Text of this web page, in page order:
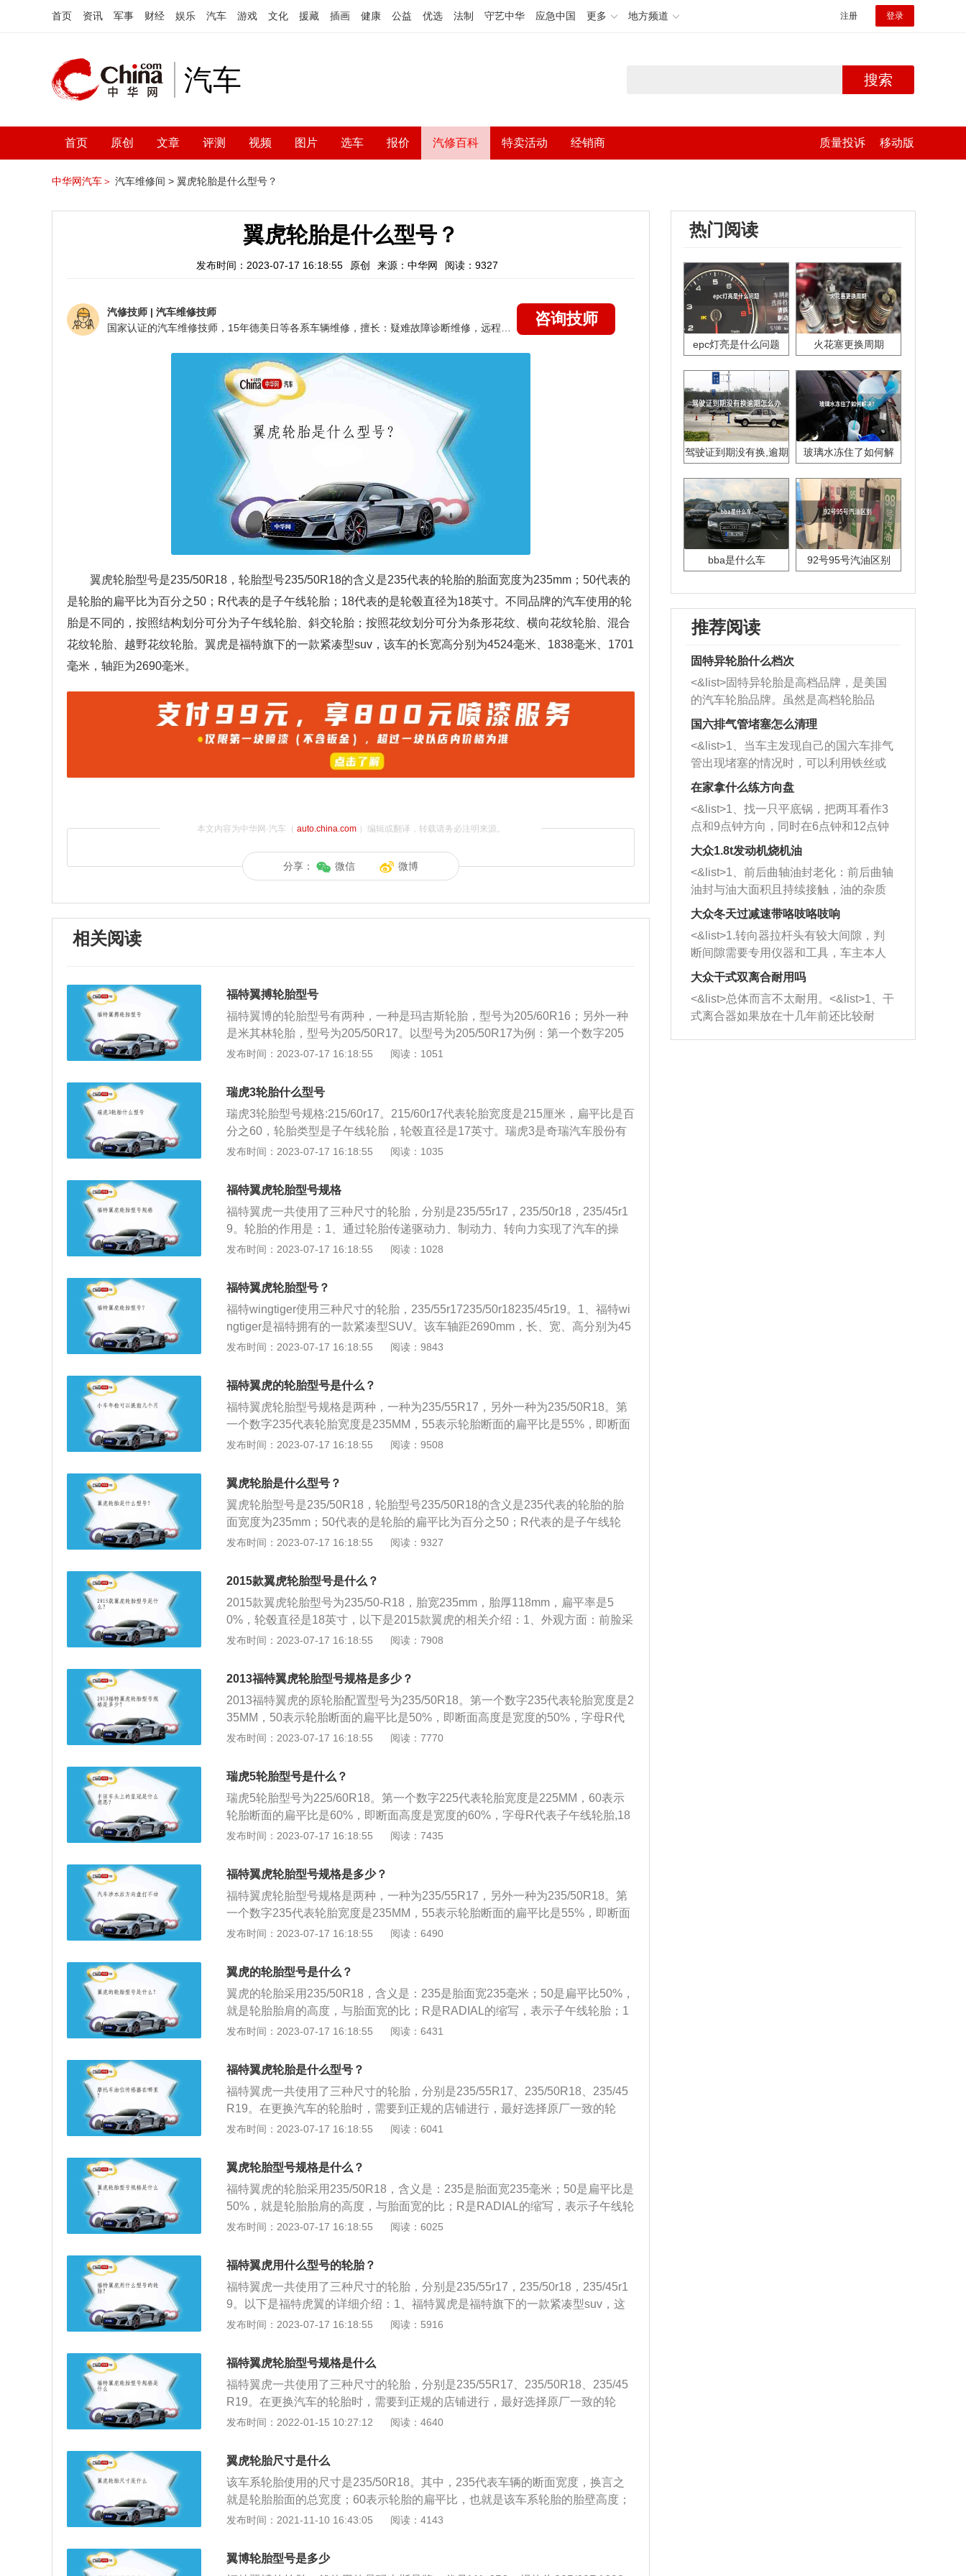
首页 资讯 军事 财经 娱乐 汽车 游戏 文化 援藏 插画 健康 公益 优选 法制 守艺中华 应急中国 更多 地方频道 注册 登录
汽车 搜索
首页 原创 文章 评测 视频 图片 选车 报价 汽修百科 特卖活动 经销商 质量投诉 移动版
中华网汽车＞ 汽车维修间 > 翼虎轮胎是什么型号？
翼虎轮胎是什么型号？
发布时间：2023-07-17 16:18:55 原创 来源：中华网 阅读：9327
汽修技师 | 汽车维修技师
咨询技师
翼虎轮胎型号是235/50R18，轮胎型号235/50R18的含义是235代表的轮胎的胎面宽度为235mm；50代表的
是轮胎的扁平比为百分之50；R代表的是子午线轮胎；18代表的是轮毂直径为18英寸。不同品牌的汽车使用的轮
胎是不同的，按照结构划分可分为子午线轮胎、斜交轮胎；按照花纹划分可分为条形花纹、横向花纹轮胎、混合
花纹轮胎、越野花纹轮胎。翼虎是福特旗下的一款紧凑型suv，该车的长宽高分别为4524毫米、1838毫米、1701
毫米，轴距为2690毫米。
本文内容为中华网·汽车（ auto.china.com）编辑或翻译，转载请务必注明来源。
分享： 微信 微博
相关阅读
福特翼搏轮胎型号
福特翼博的轮胎型号有两种，一种是玛吉斯轮胎，型号为205/60R16；另外一种
是米其林轮胎，型号为205/50R17。以型号为205/50R17为例：第一个数字205
代表轮胎宽度是205MM，50表示轮胎断面的扁平比是50%，即断面高度是宽度的
胎；“R”、“Z”表示子午胎；“一”表示低压胎。除了型号，轮胎上还标有以下常用数
据：胎体帘线材料：以汉语拼音表示，如M-棉帘布，R-人造丝帘布，N-尼龙帘
布，G-钢丝帘布，ZG-钢丝子午线帘布轮胎。速度等级：表明轮胎在规定条件下
承载规定负荷的最高速度。字母A至Z代表轮胎从4.8km/h到300km/h的认证速度
等级。常用的速度等级有：Q：160km/h；H：210km/h；V：240km/h；W：270
用，如“标准轮辋5.00F”。轮胎作用介绍：1、支持车辆的全部重量，承受汽车的
负荷，并传递其他方向的力和力矩。2、传送牵引和制动的扭力，保证车轮和路
面之间有良好的附着性，以提高汽车的动力性、制动性和通过性；与汽车悬架共
件受到剧烈震动和早期损坏，适应车辆的高速性能并降低行驶时的噪音，保证行
发布时间：2023-07-17 16:18:55 阅读：1051
瑞虎3轮胎什么型号
瑞虎3轮胎型号规格:215/60r17。215/60r17代表轮胎宽度是215厘米，扁平比是百
分之60，轮胎类型是子午线轮胎，轮毂直径是17英寸。瑞虎3是奇瑞汽车股份有
限公司旗下一款小型suv，以瑞虎3-2022款经典超值版1.5tcvt尊贵型为例，车长
5t涡轮增压发动机，最大功率为156马力，最大扭矩为230牛米。这台引擎被广泛
使用在奇瑞多款车型上，与之匹配的是可模拟9挡的cvt变速箱，底盘采用了前麦
弗逊、后连杆支柱式独立悬架，配备了主副驾驶座安全气囊、胎压显示、esp车
身稳定系统、倒车雷达、倒车影像、定速巡航、上坡辅助、电动天窗、仿皮座椅
等功能（数据来源于有驾官网）。
发布时间：2023-07-17 16:18:55 阅读：1035
福特翼虎轮胎型号规格
福特翼虎一共使用了三种尺寸的轮胎，分别是235/55r17，235/50r18，235/45r1
9。轮胎的作用是：1、通过轮胎传递驱动力、制动力、转向力实现了汽车的操
作；2、支撑车辆载荷；3、减轻、吸收汽车行驶过程的震动和冲击力，避免剧烈
规格是235/50R18，车身尺寸是：长4524mm、宽1838mm、高1685mm，轴距
为2690mm，前轮距为1563mm，后轮距为1565mm，油箱容积为60l，车身重量
为1592kg。1.5T发动机，最大功率182马力，最大扭矩243，传动系统匹配6AT变
速箱，发动机在中低转速下的动力响应很积极，油门调校的也很灵敏，起步很轻
快，中途提速也很顺畅，在城市道路下的表现足够出色。
发布时间：2023-07-17 16:18:55 阅读：1028
福特翼虎轮胎型号？
福特wingtiger使用三种尺寸的轮胎，235/55r17235/50r18235/45r19。1、福特wi
ngtiger是福特拥有的一款紧凑型SUV。该车轴距2690mm，长、宽、高分别为45
24mm，1838毫米，1685毫米。2、福特翼虎使用两种发动机，一种是1.5升涡轮
和240nm的最大扭矩。此发动机的最大扭矩转速为2000至4500转/分，最大功率
转速为6000转/分。该发动机采用缸内直喷技术和采用铝合金缸盖。该发动机与6
at变速箱匹配。2.0升涡轮增压发动机具有237马力和354nm的最大扭矩。此发动
机的最大扭矩转速为1850至4500转/分，最大功率转速为5000转/分。该发动机采
用缸内直喷技术和采用铝合金缸盖。
发布时间：2023-07-17 16:18:55 阅读：9843
福特翼虎的轮胎型号是什么？
福特翼虎轮胎型号规格是两种，一种为235/55R17，另外一种为235/50R18。第
一个数字235代表轮胎宽度是235MM，55表示轮胎断面的扁平比是55%，即断面
高度是宽度的55%，17代表轮辋直径是17英寸。中间的字母或符号有特殊含
型号，轮胎上还标有以下常用数据：胎体帘线材料：以汉语拼音表示，如M-棉帘
布，R-人造丝帘布，N-尼龙帘布，G-钢丝帘布，ZG-钢丝子午线帘布轮胎。速度
等级：表明轮胎在规定条件下承载规定负荷的最高速度。字母A至Z代表轮胎从4.
8km/h到300km/h的认证速度等级。常用的速度等级有：Q：160km/h；H：210k
m/h；V：240km/h；W：270km/h；Y：300km/h；轮辋规格：表示与轮胎相配用
发布时间：2023-07-17 16:18:55 阅读：9508
翼虎轮胎是什么型号？
翼虎轮胎型号是235/50R18，轮胎型号235/50R18的含义是235代表的轮胎的胎
面宽度为235mm；50代表的是轮胎的扁平比为百分之50；R代表的是子午线轮
胎；18代表的是轮毂直径为18英寸。不同品牌的汽车使用的轮胎是不同的，按照
纹轮胎、混合花纹轮胎、越野花纹轮胎。翼虎是福特旗下的一款紧凑型suv，该
车的长宽高分别为4524毫米、1838毫米、1701毫米，轴距为2690毫米。
发布时间：2023-07-17 16:18:55 阅读：9327
2015款翼虎轮胎型号是什么？
2015款翼虎轮胎型号为235/50-R18，胎宽235mm，胎厚118mm，扁平率是5
0%，轮毂直径是18英寸，以下是2015款翼虎的相关介绍：1、外观方面：前脸采
用六边形的进气格栅设计，并加入双横幅镀铬饰条进行装饰，下进气格栅采用圆
式，将双边单出的圆形排气管融入其中。2、动力方面：提供1.5t和2.0t两种排量
发动机供消费者选择。
发布时间：2023-07-17 16:18:55 阅读：7908
2013福特翼虎轮胎型号规格是多少？
2013福特翼虎的原轮胎配置型号为235/50R18。第一个数字235代表轮胎宽度是2
35MM，50表示轮胎断面的扁平比是50%，即断面高度是宽度的50%，字母R代
表子午线轮胎,18代表轮辋直径是18英寸。2013福特翼虎百公里油耗8.7L。除了
布，R-人造丝帘布，N-尼龙帘布，G-钢丝帘布，ZG-钢丝子午线帘布轮胎。速度
等级：表明轮胎在规定条件下承载规定负荷的最高速度。字母A至Z代表轮胎从4.
8km/h到300km/h的认证速度等级。常用的速度等级有：Q：160km/h；H：210k
m/h；V：240km/h；W：270km/h；Y：300km/h；轮辋规格：表示与轮胎相配用
的轮辋规格。便于实际使用，如“标准轮辋5.00F”。
发布时间：2023-07-17 16:18:55 阅读：7770
瑞虎5轮胎型号是什么？
瑞虎5轮胎型号为225/60R18。第一个数字225代表轮胎宽度是225MM，60表示
轮胎断面的扁平比是60%，即断面高度是宽度的60%，字母R代表子午线轮胎,18
代表轮辋直径是18英寸。瑞虎5最高车速171km/h，百公里油耗7.7L。除了型号，
人造丝帘布，N-尼龙帘布，G-钢丝帘布，ZG-钢丝子午线帘布轮胎。速度等级：
表明轮胎在规定条件下承载规定负荷的最高速度。字母A至Z代表轮胎从4.8km/h
到300km/h的认证速度等级。常用的速度等级有：Q：160km/h；H：210km/h；
V：240km/h；W：270km/h；Y：300km/h；轮辋规格：表示与轮胎相配用的轮
辋规格。便于实际使用，如“标准轮辋5.00F”。
发布时间：2023-07-17 16:18:55 阅读：7435
福特翼虎轮胎型号规格是多少？
福特翼虎轮胎型号规格是两种，一种为235/55R17，另外一种为235/50R18。第
一个数字235代表轮胎宽度是235MM，55表示轮胎断面的扁平比是55%，即断面
高度是宽度的55%，17代表轮辋直径是17英寸。中间的字母或符号有特殊含
型号，轮胎上还标有以下常用数据：胎体帘线材料：以汉语拼音表示，如M-棉帘
布，R-人造丝帘布，N-尼龙帘布，G-钢丝帘布，ZG-钢丝子午线帘布轮胎。速度
等级：表明轮胎在规定条件下承载规定负荷的最高速度。字母A至Z代表轮胎从4.
8km/h到300km/h的认证速度等级。常用的速度等级有：Q：160km/h；H：210k
m/h；V：240km/h；W：270km/h；Y：300km/h；轮辋规格：表示与轮胎相配用
发布时间：2023-07-17 16:18:55 阅读：6490
翼虎的轮胎型号是什么？
翼虎的轮胎采用235/50R18，含义是：235是胎面宽235毫米；50是扁平比50%，
就是轮胎胎肩的高度，与胎面宽的比；R是RADIAL的缩写，表示子午线轮胎；1
8代表轮胎直径18英寸。关于福特的相关信息如下：1、福特是世界著名的汽车品
人亨利福特的姓氏。2、福特汽车公司是世界上最大的汽车生产商之一，成立于1
903年，旗下拥有福特和林肯汽车品牌，总部位于密歇根州迪尔伯恩市。
发布时间：2023-07-17 16:18:55 阅读：6431
福特翼虎轮胎是什么型号？
福特翼虎一共使用了三种尺寸的轮胎，分别是235/55R17、235/50R18、235/45
R19。在更换汽车的轮胎时，需要到正规的店铺进行，最好选择原厂一致的轮
胎，注意轮胎的型号。以下是关于轮胎的相关介绍：1、汽车的轮胎按照用途可
午线轮胎，普通斜线轮胎，全尺寸备胎，非全尺寸备胎等。2、轮胎作为汽车最
重要的部件之一，支撑着汽车的重量，使汽车实现在各种路况上行驶的目的。汽
车的轮胎根据用途不同具有不同的特点，轿车轮胎的舒适性比较高，越野轮胎的
道路通过性比较强。在挑选汽车的时候需要考虑汽车驾驶的道路情况，不要挑选
错误，以免影响轮胎的使用。
发布时间：2023-07-17 16:18:55 阅读：6041
翼虎轮胎型号规格是什么？
福特翼虎的轮胎采用235/50R18，含义是：235是胎面宽235毫米；50是扁平比是
50%，就是轮胎胎肩的高度，与胎面宽的比；R是RADIAL的缩写，表示子午线轮
胎；18代表轮胎直径18英寸。关于福特的更多介绍如下：1.福特（Ford）是世界
特”来源于创始人亨利福特的姓氏。2.福特汽车公司是世界上最大的汽车生产商之
一，成立于1903年，旗下拥有福特和林肯汽车品牌，总部位于密歇根州迪尔伯恩
市。3.除了制造汽车，公司还设有金融服务部门即福特信贷，主要经营购车金
融、车辆租赁和汽车保险方面的业务。
发布时间：2023-07-17 16:18:55 阅读：6025
福特翼虎用什么型号的轮胎？
福特翼虎一共使用了三种尺寸的轮胎，分别是235/55r17，235/50r18，235/45r1
9。以下是福特虎翼的详细介绍：1、福特翼虎是福特旗下的一款紧凑型suv，这
款车的轴距为2690毫米，长宽高分别是4524毫米，1838毫米，1685毫米。2、
涡轮增压发动机。
发布时间：2023-07-17 16:18:55 阅读：5916
福特翼虎轮胎型号规格是什么
福特翼虎一共使用了三种尺寸的轮胎，分别是235/55R17、235/50R18、235/45
R19。在更换汽车的轮胎时，需要到正规的店铺进行，最好选择原厂一致的轮
胎，注意轮胎的型号。汽车的轮胎按照用途可以分为轿车轮胎，载重汽车轮胎，
备胎，非全尺寸备胎等。轮胎作为汽车最重要的部件之一，支撑着汽车的重量，
使汽车实现在各种路况上行驶的目的。汽车的轮胎根据用途不同具有不同的特
点，轿车轮胎的舒适性比较高，越野轮胎的道路通过性比较强。在挑选汽车的时
候需要考虑汽车驾驶的道路情况，不要挑选错误，以免影响轮胎的使用。
发布时间：2022-01-15 10:27:12 阅读：4640
翼虎轮胎尺寸是什么
该车系轮胎使用的尺寸是235/50R18。其中，235代表车辆的断面宽度，换言之
就是轮胎胎面的总宽度；60表示轮胎的扁平比，也就是该车系轮胎的胎壁高度；
R则表示轮胎的类型代号，表示的含义是子午线轮胎；18则表示轮胎的轮毂直
和后轮使用的轮胎型号并不相同，而福特翼虎这款车系的前后轮胎使用的型号都
是一样的，皆为235/50R18，并且这些轮胎的轮圈都使用的是十幅式铝合金轮
发布时间：2021-11-10 16:43:05 阅读：4143
翼博轮胎型号是多少
热门阅读
epc灯亮是什么问题 火花塞更换周期
驾驶证到期没有换,逾期
玻璃水冻住了如何解
bba是什么车 92号95号汽油区别
推荐阅读
固特异轮胎什么档次
<&list>固特异轮胎是高档品牌，是美国
的汽车轮胎品牌。虽然是高档轮胎品
牌，但是中高低端的轮胎都有生产，这
也是为了更好的开拓市场。
国六排气管堵塞怎么清理
<&list>1、当车主发现自己的国六车排气
管出现堵塞的情况时，可以利用铁丝或
者是细棍，直接将杂物给取出来，如果
堵塞情况比较严重，也可以采取应急措
施。 <&list>2、直接利用木棍将所有的
杂物推到排气管里面的位置处，然后将
三元催化器拆解开，就可以将堵塞的东
西取出来。但如果是因为积碳过多引起
的堵塞，就需要将三元催化器泡在草酸
洗剂对堵塞的情况得到解决，将清洗剂
放在燃油箱中，与燃油混合后，车辆启
动时，就可以和汽油一起进入到燃烧
室，最后形成废气排出，就可以让三元
催化器得到清洗，排气管堵塞的情况就
能够得到解决。
在家拿什么练方向盘
<&list>1、找一只平底锅，把两耳看作3
点和9点钟方向，同时在6点钟和12点钟
方向做一个标记。 <&list>2、双手握住
一圈半的练习，往右同样也要打相同的
圈数。 <&list>3、最后强调要反复练
习，这样就可以形成肌肉记忆，在真实
驾驶车辆时，不需要记忆也能打好方
向。
大众1.8t发动机烧机油
<&list>1、前后曲轴油封老化：前后曲轴
油封与油大面积且持续接触，油的杂质
和发动机内持续温度变化使其密封效果
逐渐减弱，导致渗油或漏油。<&list>2、
活塞间隙过大：积碳会使活塞环与缸体
的间隙扩大，导致机油流入燃烧室中，
造成烧机油。<&list>3、机油粘度。使用
机油粘度过小的话，同样会有烧机油现
象，机油粘度过小具有很好的流动性，
大众冬天过减速带咯吱咯吱响
<&list>1.转向器拉杆头有较大间隙，判
断间隙需要专用仪器和工具，车主本人
无法制作，需要将车辆送到修理厂或4s
店；<&list>2.车辆半轴套管防尘罩破
裂，破裂后会出现漏油现象，使半轴磨
损严重，磨损的半轴容易损坏，产生异
响；<&list>3.稳定器的转向胶套和球头
大众干式双离合耐用吗
<&list>总体而言不太耐用。<&list>1、干
式离合器如果放在十几年前还比较耐